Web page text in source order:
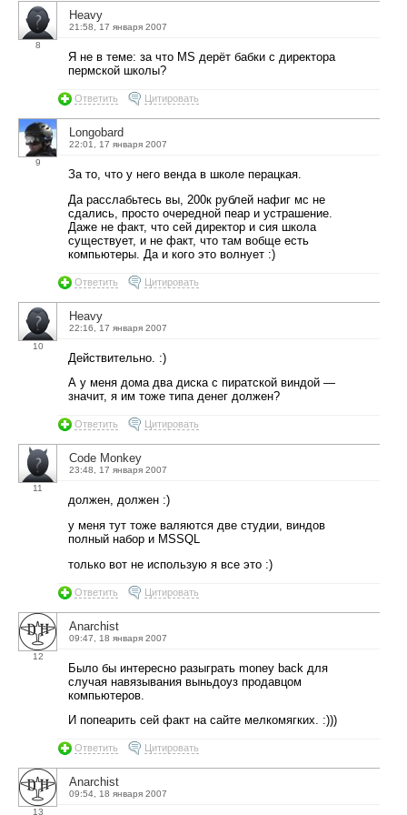
8
Heavy
21:58, 17 января 2007
Я не в теме: за что МS дерёт бабки с директора
пермской школы?
Ответить Цитировать
9
Longobard
22:01, 17 января 2007
За то, что у него венда в школе перацкая.
Да расслабьтесь вы, 200к рублей нафиг мс не
сдались, просто очередной пеар и устрашение.
Даже не факт, что сей директор и сия школа
существует, и не факт, что там вобще есть
компьютеры. Да и кого это волнует :)
Ответить Цитировать
10
Heavy
22:16, 17 января 2007
Действительно. :)
А у меня дома два диска с пиратской виндой —
значит, я им тоже типа денег должен?
Ответить Цитировать
11
Code Monkey
23:48, 17 января 2007
должен, должен :)
у меня тут тоже валяются две студии, виндов
полный набор и MSSQL
только вот не использую я все это :)
Ответить Цитировать
12
Anarchist
09:47, 18 января 2007
Было бы интересно разыграть money back для
случая навязывания выньдоуз продавцом
компьютеров.
И попеарить сей факт на сайте мелкомягких. :)))
Ответить Цитировать
13
Anarchist
09:54, 18 января 2007